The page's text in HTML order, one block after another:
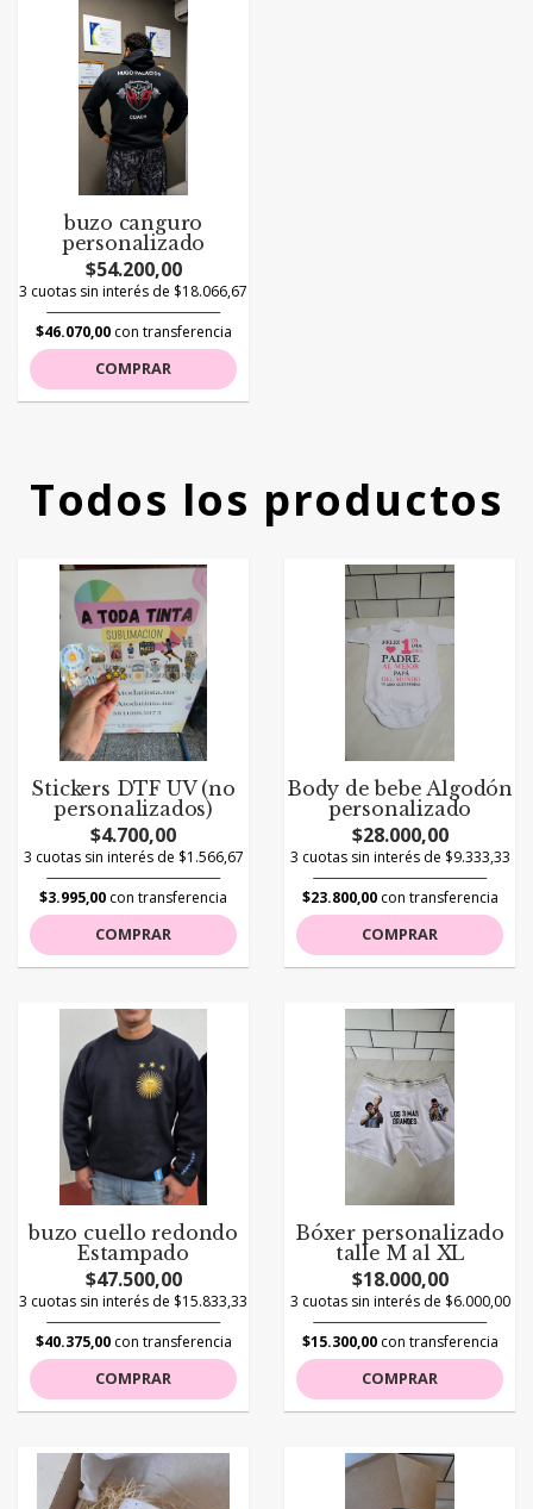
buzo canguro
personalizado
$54.200,00
3 cuotas sin interés de $18.066,67
$46.070,00con transferencia
COMPRAR
Todos los productos
Stickers DTF UV (no
personalizados)
$4.700,00
3 cuotas sin interés de $1.566,67
$3.995,00 con transferencia
COMPRAR
Body de bebe Algodón
personalizado
$28.000,00
3 cuotas sin interés de $9.333,33
$23.800,00con transferencia
COMPRAR
buzo cuello redondo
Estampado
$47.500,00
3 cuotas sin interés de $15.833,33
$40.375,00con transferencia
COMPRAR
Bóxer personalizado
talle M al XL
$18.000,00
3 cuotas sin interés de $6.000,00
$15.300,00con transferencia
COMPRAR